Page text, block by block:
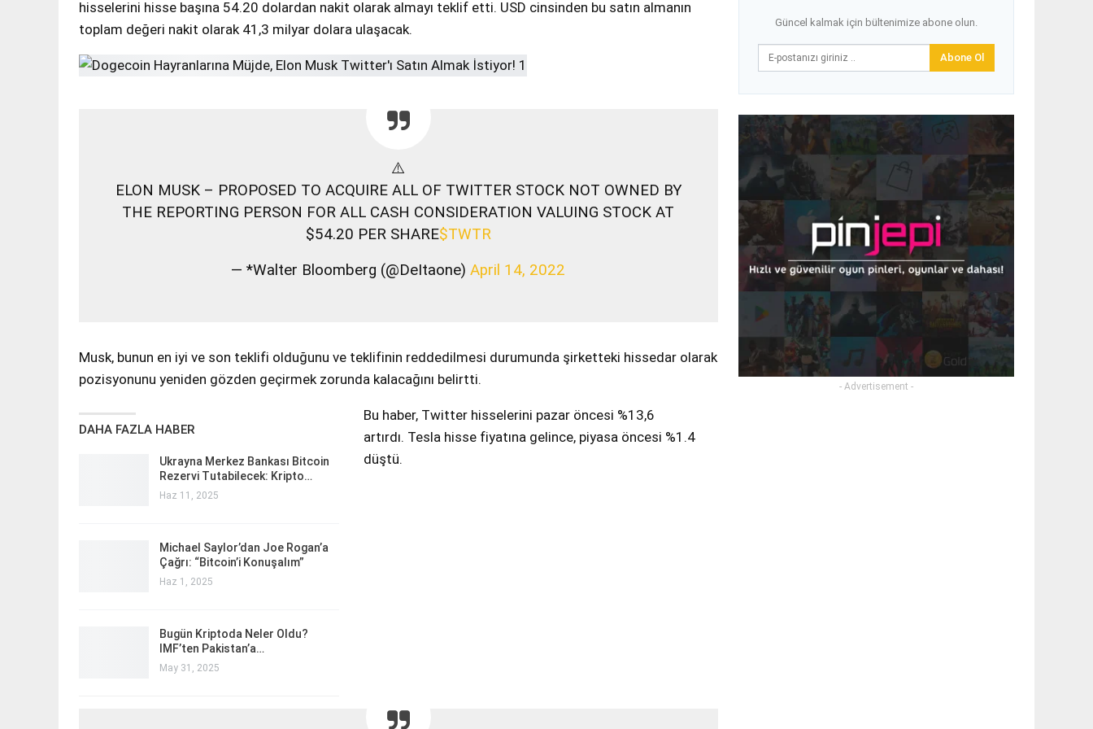
hisselerini hisse başına 54.20 dolardan nakit olarak almayı teklif etti. USD cinsinden bu satın almanın
toplam değeri nakit olarak 41,3 milyar dolara ulaşacak.
⚠️
ELON MUSK – PROPOSED TO ACQUIRE ALL OF TWITTER STOCK NOT OWNED BY
THE REPORTING PERSON FOR ALL CASH CONSIDERATION VALUING STOCK AT
$54.20 PER SHARE$TWTR
— *Walter Bloomberg (@DeItaone)April 14, 2022
Musk, bunun en iyi ve son teklifi olduğunu ve teklifinin reddedilmesi durumunda şirketteki hissedar olarak
pozisyonunu yeniden gözden geçirmek zorunda kalacağını belirtti.
DAHA FAZLA HABER
Ukrayna Merkez Bankası Bitcoin
Rezervi Tutabilecek: Kripto…
Haz 11, 2025
Michael Saylor’dan Joe Rogan’a
Çağrı: “Bitcoin’i Konuşalım”
Haz 1, 2025
Bugün Kriptoda Neler Oldu?
IMF’ten Pakistan’a…
May 31, 2025
Bu haber, Twitter hisselerini pazar öncesi %13,6
artırdı. Tesla hisse fiyatına gelince, piyasa öncesi %1.4
düştü.
Güncel kalmak için bültenimize abone olun.
Abone Ol
- Advertisement -